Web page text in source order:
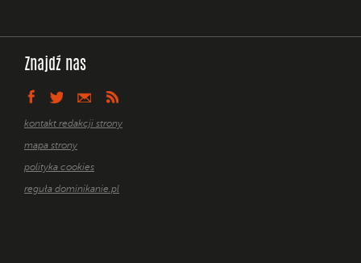
Znajdź nas
kontakt redakcji strony
mapa strony
polityka cookies
reguła dominikanie.pl